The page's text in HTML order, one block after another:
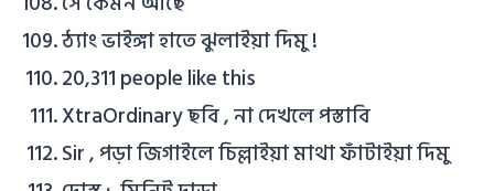
ঠ্যাং ভাইঙ্গা হাতে ঝুলাইয়া দিমু !
20,311 people like this
XtraOrdinary ছবি , না দেখলে পস্তাবি
Sir , পড়া জিগাইলে চিল্লাইয়া মাথা ফাঁটাইয়া দিমু